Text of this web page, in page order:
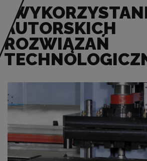
AUTORSKICH
ROZWIĄZAŃ